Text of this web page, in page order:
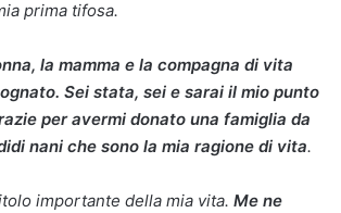
prima tifosa.
la mamma e la compagna di vita
Sei stata, sei e sarai il mio punto
per avermi donato una famiglia da
nani che sono la mia ragione di vita.
importante della mia vita. Me ne